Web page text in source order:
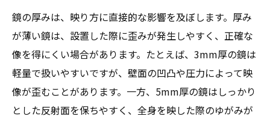
鏡の厚みは、映り方に直接的な影響を及ぼします。厚み
が薄い鏡は、設置した際に歪みが発生しやすく、正確な
像を得にくい場合があります。たとえば、3mm厚の鏡は
軽量で扱いやすいですが、壁面の凹凸や圧力によって映
像が歪むことがあります。一方、5mm厚の鏡はしっかり
とした反射面を保ちやすく、全身を映した際のゆがみが